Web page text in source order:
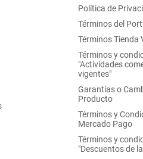
Política de
Términos del
Términos Tienda
Términos y
"Actividades
vigentes"
Garantías o
Producto
Términos y
Mercado Pago
Términos y
"Descuentos de